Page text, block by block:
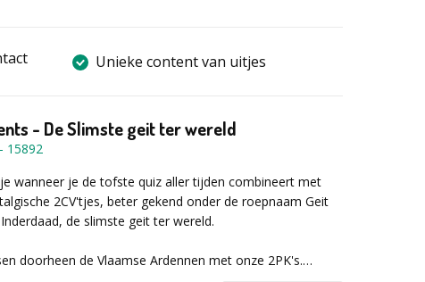
Unieke content van uitjes
- De Slimste geit ter wereld
- 15892
wanneer je de tofste quiz aller tijden combineert met
2CV'tjes, beter gekend onder de roepnaam Geit
de slimste geit ter wereld.
doorheen de Vlaamse Ardennen met onze 2PK's.